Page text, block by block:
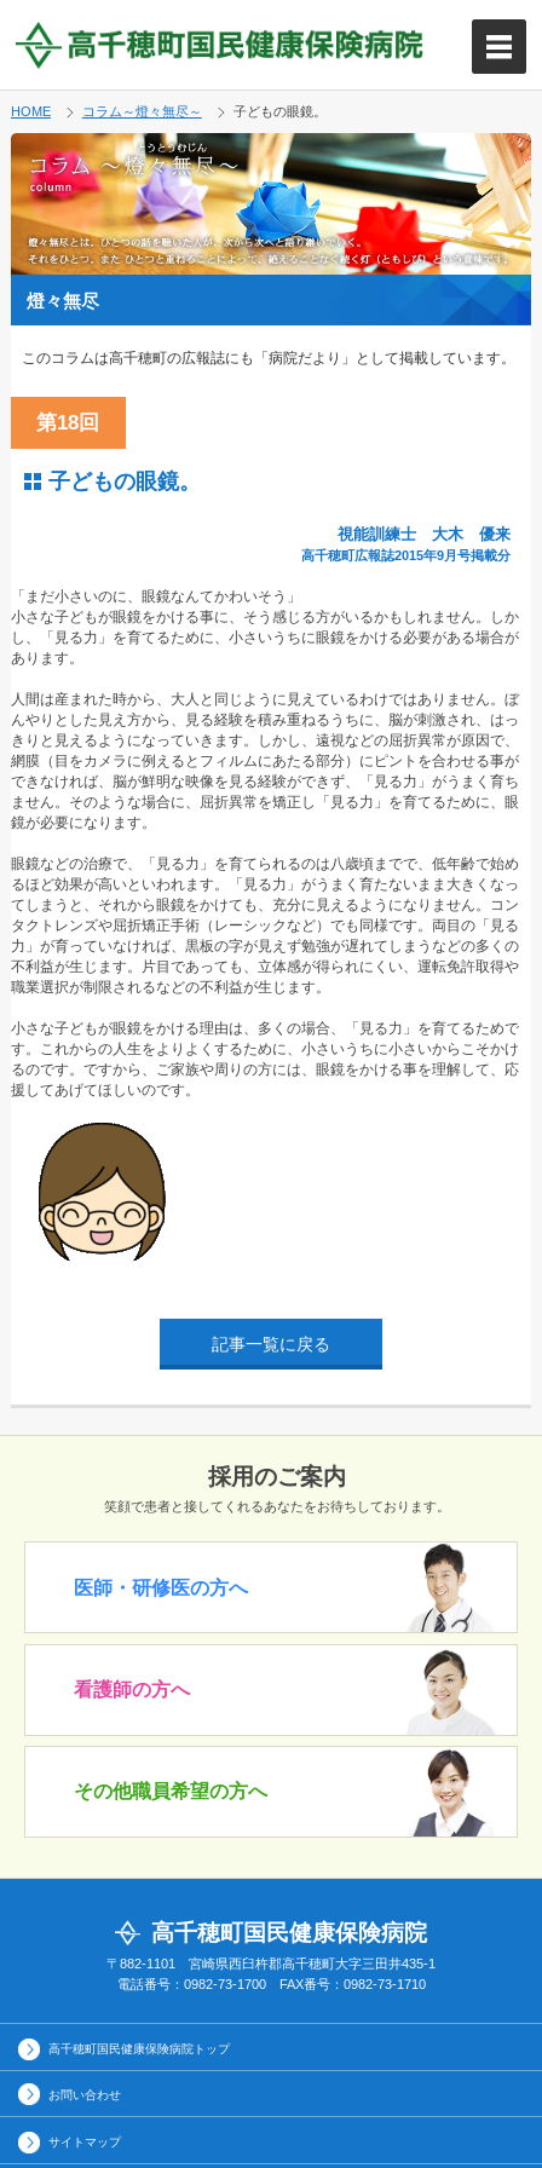
HOME コラム～燈々無尽～ 子どもの眼鏡。
燈々無尽
このコラムは高千穂町の広報誌にも「病院だより」として掲載しています。
第18回
子どもの眼鏡。
視能訓練士 大木 優来
高千穂町広報誌2015年9月号掲載分
「まだ小さいのに、眼鏡なんてかわいそう」
小さな子どもが眼鏡をかける事に、そう感じる方がいるかもしれません。しか
し、「見る力」を育てるために、小さいうちに眼鏡をかける必要がある場合が
あります。
人間は産まれた時から、大人と同じように見えているわけではありません。ぼ
んやりとした見え方から、見る経験を積み重ねるうちに、脳が刺激され、はっ
きりと見えるようになっていきます。しかし、遠視などの屈折異常が原因で、
網膜（目をカメラに例えるとフィルムにあたる部分）にピントを合わせる事が
できなければ、脳が鮮明な映像を見る経験ができず、「見る力」がうまく育ち
ません。そのような場合に、屈折異常を矯正し「見る力」を育てるために、眼
鏡が必要になります。
眼鏡などの治療で、「見る力」を育てられるのは八歳頃までで、低年齢で始め
るほど効果が高いといわれます。「見る力」がうまく育たないまま大きくなっ
てしまうと、それから眼鏡をかけても、充分に見えるようになりません。コン
タクトレンズや屈折矯正手術（レーシックなど）でも同様です。両目の「見る
力」が育っていなければ、黒板の字が見えず勉強が遅れてしまうなどの多くの
不利益が生じます。片目であっても、立体感が得られにくい、運転免許取得や
職業選択が制限されるなどの不利益が生じます。
小さな子どもが眼鏡をかける理由は、多くの場合、「見る力」を育てるためで
す。これからの人生をよりよくするために、小さいうちに小さいからこそかけ
るのです。ですから、ご家族や周りの方には、眼鏡をかける事を理解して、応
援してあげてほしいのです。
記事一覧に戻る
採用のご案内
笑顔で患者と接してくれるあなたをお待ちしております。
医師・研修医の方へ
看護師の方へ
その他職員希望の方へ
高千穂町国民健康保険病院
〒882-1101 宮崎県西臼杵郡高千穂町大字三田井435-1
電話番号：0982-73-1700 FAX番号：0982-73-1710
高千穂町国民健康保険病院トップ
お問い合わせ
サイトマップ